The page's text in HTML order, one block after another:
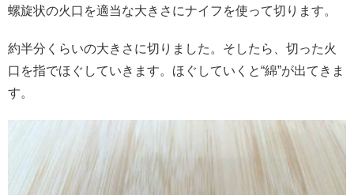
螺旋状の火口を適当な大きさにナイフを使って切ります。
約半分くらいの大きさに切りました。そしたら、切った火
口を指でほぐしていきます。ほぐしていくと“綿”が出てきま
す。